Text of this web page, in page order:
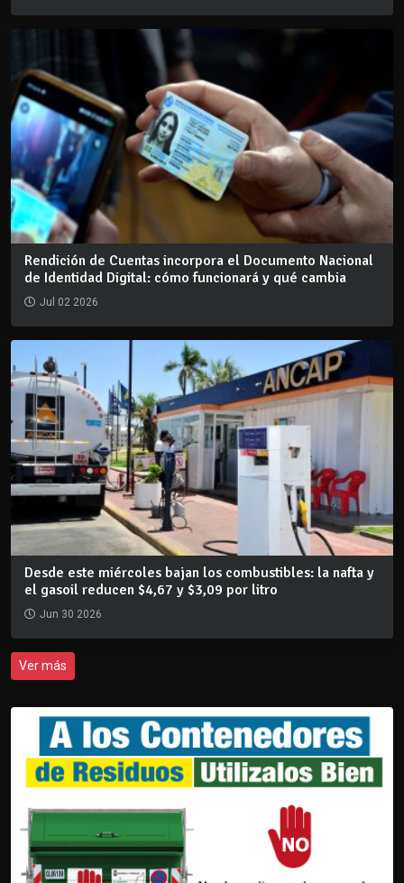
Rendición de Cuentas incorpora el Documento Nacional
de Identidad Digital: cómo funcionará y qué cambia
Jul 02 2026
Desde este miércoles bajan los combustibles: la nafta y
el gasoil reducen $4,67 y $3,09 por litro
Jun 30 2026
Ver más